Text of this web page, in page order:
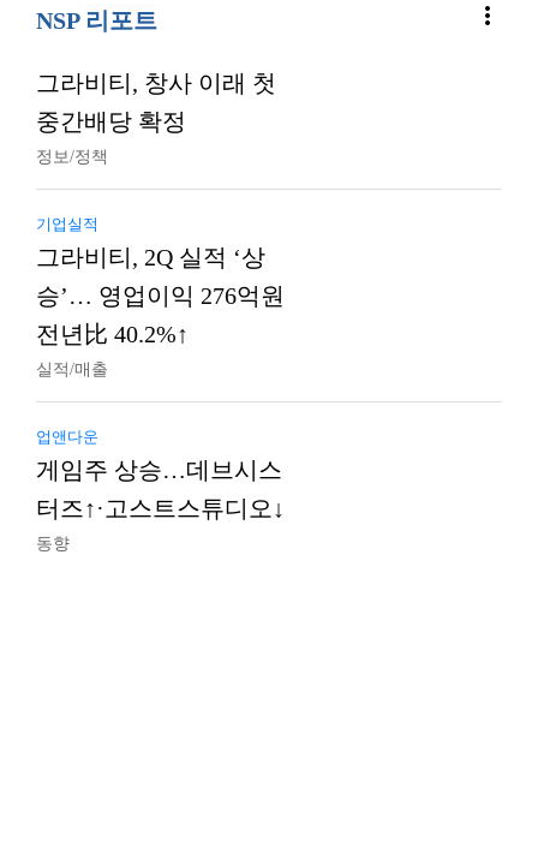
NSP 리포트 more_vert
그라비티, 창사 이래 첫
중간배당 확정
정보/정책
기업실적
그라비티, 2Q 실적 ‘상
승’… 영업이익 276억원
전년比 40.2%↑
실적/매출
업앤다운
게임주 상승…데브시스
터즈↑·고스트스튜디오↓
동향